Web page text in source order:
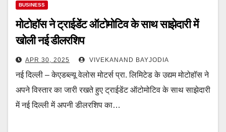
BUSINESS
मोटोहॉस ने ट्राईडेंट ऑटोमोटिव के साथ साझेदारी में
खोली नई डीलरशिप
APR 30, 2025 VIVEKANAND BAYJODIA
नई दिल्ली – केएडब्ल्यू वेलोस मोटर्स प्रा. लिमिटेड के उद्यम मोटोहॉस ने
अपने विस्तार का जारी रखते हुए ट्राईडेंट ऑटोमोटिव के साथ साझेदारी
में नई दिल्ली में अपनी डीलरशिप का…